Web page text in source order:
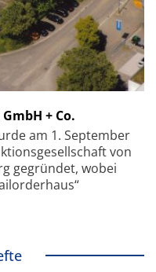
+ Co.
am 1. September
von
gegründet, wobei